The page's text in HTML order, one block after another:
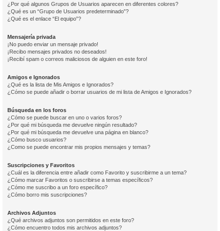
¿Por qué algunos Grupos de Usuarios aparecen en diferentes colores?
¿Qué es un “Grupo de Usuarios predeterminado”?
¿Qué es el enlace “El equipo”?
Mensajería privada
¡No puedo enviar un mensaje privado!
¡Recibo mensajes privados no deseados!
¡Recibí spam o correos maliciosos de alguien en este foro!
Amigos e Ignorados
¿Qué es la lista de Mis Amigos e Ignorados?
¿Cómo se puede añadir o borrar usuarios de mi lista de Amigos e Ignorados?
Búsqueda en los foros
¿Cómo se puede buscar en uno o varios foros?
¿Por qué mi búsqueda me devuelve ningún resultado?
¿Por qué mi búsqueda me devuelve una página en blanco?
¿Cómo busco usuarios?
¿Como se puede encontrar mis propios mensajes y temas?
Suscripciones y Favoritos
¿Cuál es la diferencia entre añadir como Favorito y suscribirme a un tema?
¿Cómo marcar Favoritos o suscribirse a temas específicos?
¿Cómo me suscribo a un foro específico?
¿Cómo borro mis suscripciones?
Archivos Adjuntos
¿Qué archivos adjuntos son permitidos en este foro?
¿Cómo encuentro todos mis archivos adjuntos?